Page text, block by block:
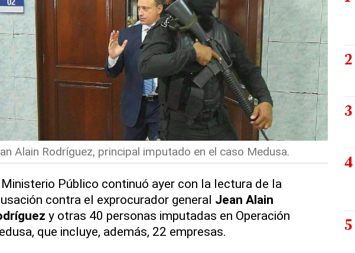
Alain Rodríguez, principal imputado en el caso Medusa.
Ministerio Público continuó ayer con la lectura de la
contra el exprocurador general Jean Alain
y otras 40 personas imputadas en Operación
que incluye, además, 22 empresas.